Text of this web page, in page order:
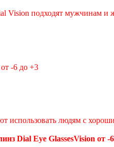
-6 до +3
использовать людям с
Dial Eye GlassesVision от -